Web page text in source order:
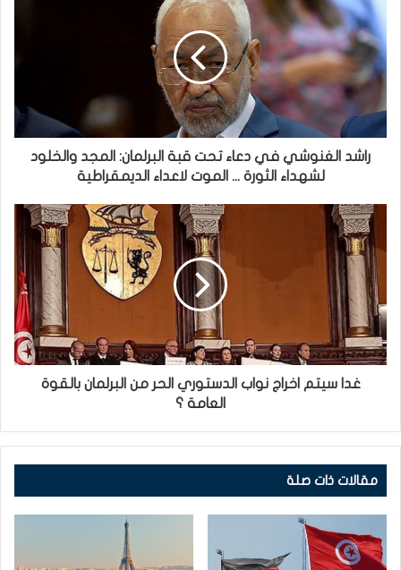
راشد الغنوشي في دعاء تحت قبة البرلمان: المجد والخلود
لشهداء الثورة ... الموت لاعداء الديمقراطية
غدا سيتم اخراج نواب الدستوري الحر من البرلمان بالقوة
العامة ؟
مقالات ذات صلة